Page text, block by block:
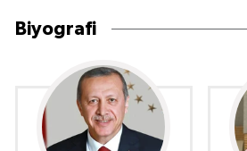
Biyografi